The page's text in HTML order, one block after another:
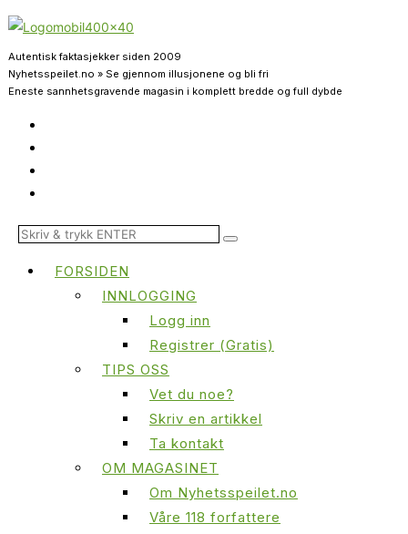
Autentisk faktasjekker siden 2009
Nyhetsspeilet.no » Se gjennom illusjonene og bli fri
Eneste sannhetsgravende magasin i komplett bredde og full dybde
FORSIDEN
INNLOGGING
Logg inn
Registrer (Gratis)
TIPS OSS
Vet du noe?
Skriv en artikkel
Ta kontakt
OM MAGASINET
Om Nyhetsspeilet.no
Våre 118 forfattere